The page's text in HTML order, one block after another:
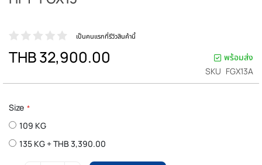
เป็นคนแรกที่รีวิวสินค้านี้
THB 32,900.00
พร้อมส่ง
SKU FGX13A
Size
109 KG
135 KG +THB 3,390.00